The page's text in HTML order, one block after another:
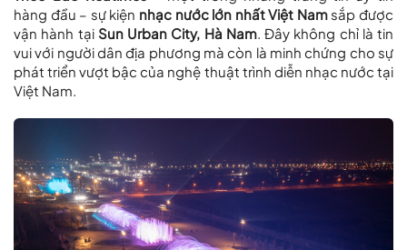
hàng đầu – sự kiện nhạc nước lớn nhất Việt Namsắp được
vận hành tại Sun Urban City, Hà Nam. Đây không chỉ là tin
vui với người dân địa phương mà còn là minh chứng cho sự
phát triển vượt bậc của nghệ thuật trình diễn nhạc nước tại
Việt Nam.